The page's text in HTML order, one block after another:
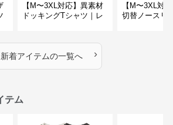
【M〜3XL対応】異素材
ドッキングTシャツ｜レ
カバー・大人モード
【M〜3XL対
切替ノースリ
新着アイテムの一覧へ ›
テム